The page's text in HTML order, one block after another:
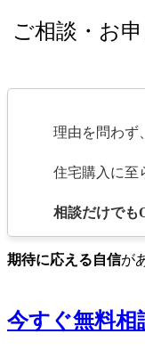
ご相談・お
理由を問わず、
住宅購入に至
相談だけでも
期待に応える自信が
今すぐ無料相